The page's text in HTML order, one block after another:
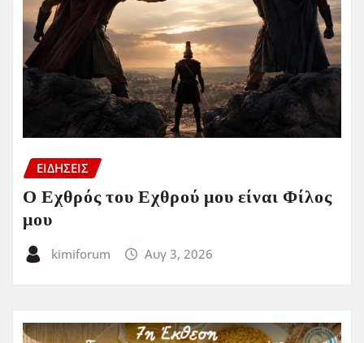
ΕΙΔΗΣΕΙΣ
Ο Εχθρός του Εχθρού μου είναι Φίλος
μου
kimiforum Αυγ 3, 2026